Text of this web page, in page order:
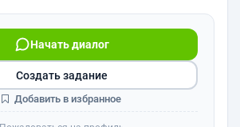
Начать диалог
Создать задание
Добавить в избранное